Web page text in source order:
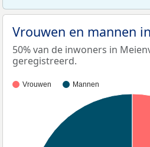
Vrouwen en mannen
50% van de inwoners in
geregistreerd.
Vrouwen Mannen